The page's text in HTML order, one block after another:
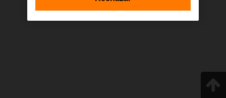
Next Generation de la Unión Europea, en el marco de la Inversión 1